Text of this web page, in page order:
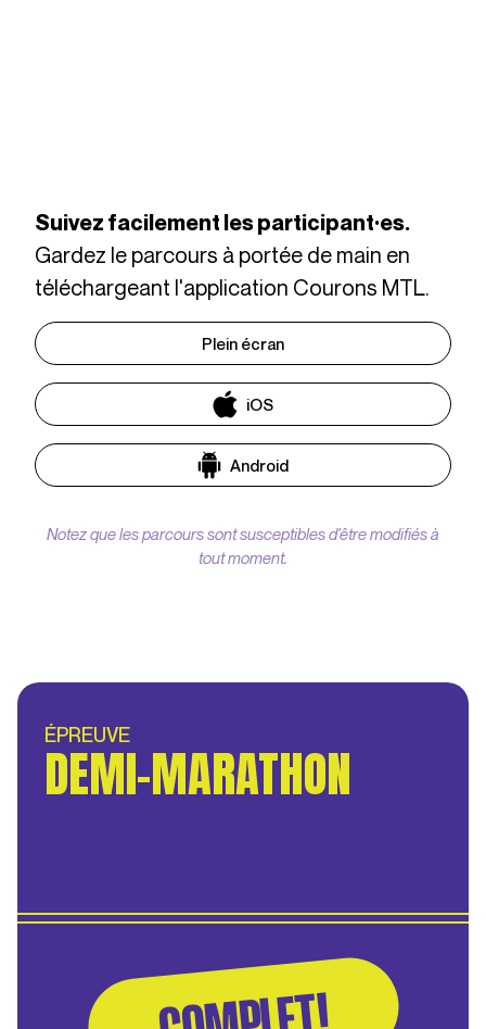
Suivez facilement les participant·es.
Gardez le parcours à portée de main en
téléchargeant l'application Courons MTL.
Plein écran
iOS
Android
Notez que les parcours sont susceptibles d'être modifiés à
tout moment.
ÉPREUVE
DEMI-MARATHON